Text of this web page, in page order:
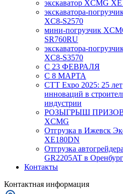
экскаватор XCMG
экскаватора-
XC8-S2570
мини-погрузчик
SR760RU
экскаватора-
XC8-S3570
С 23 ФЕВРАЛЯ
С 8 МАРТА
CTT Expo 2025: 25 лет
инноваций в
индустрии
РОЗЫГРЫШ
XCMG
Отгрузка в Ижевск
XE180DN
Отгрузка
GR2205AT в Оренбург
Контакты
Контактная информация